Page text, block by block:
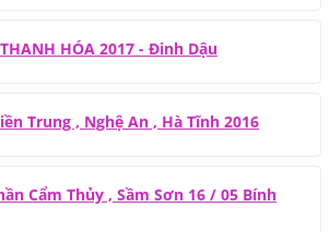
HÓA 2017 - Đinh Dậu
Trung , Nghệ An , Hà Tĩnh 2016
Cẩm Thủy , Sầm Sơn 16 / 05 Bính